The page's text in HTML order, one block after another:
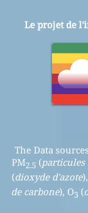
Le projet de
The Data
PM2.5 (particules
(dioxyde d'azote
de carbone), O3 (